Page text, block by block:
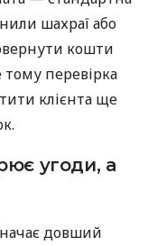
шахраї або
кошти
перевірка
клієнта ще
угоди, а
довший